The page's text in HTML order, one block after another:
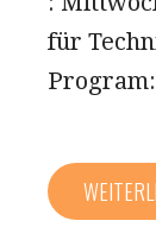
für
Program: